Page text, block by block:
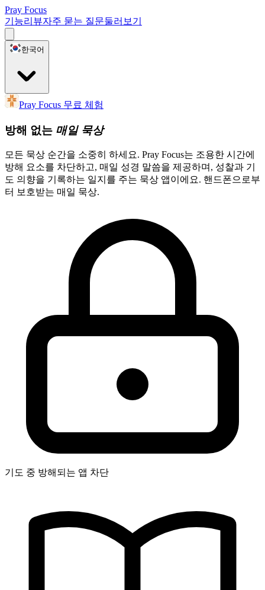
Pray Focus
기능리뷰자주 묻는 질문둘러보기
한국어
Pray Focus 무료 체험
방해 없는 매일 묵상
모든 묵상 순간을 소중히 하세요. Pray Focus는 조용한 시간에
방해 요소를 차단하고, 매일 성경 말씀을 제공하며, 성찰과 기
도 의향을 기록하는 일지를 주는 묵상 앱이에요. 핸드폰으로부
터 보호받는 매일 묵상.
기도 중 방해되는 앱 차단